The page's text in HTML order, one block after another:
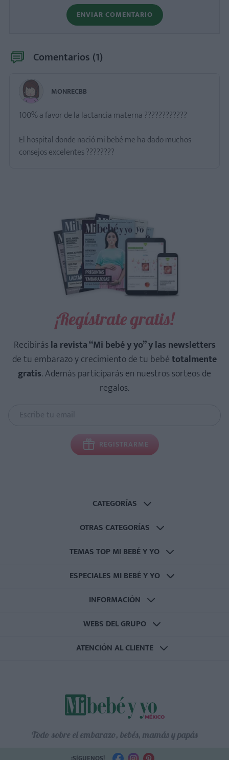
ENVIAR COMENTARIO
Comentarios (1)
MONRECBB
100% a favor de la lactancia materna ????????????
El hospital donde nació mi bebé me ha dado muchos
consejos excelentes ????????
¡Regístrate gratis!
Recibirásla revista “Mi bebé y yo” y las newsletters
de tu embarazo y crecimiento de tu bebétotalmente
gratis. Además participarás en nuestros sorteos de
regalos.
REGISTRARME
CATEGORÍAS
OTRAS CATEGORÍAS
TEMAS TOP MI BEBÉ Y YO
ESPECIALES MI BEBÉ Y YO
INFORMACIÓN
WEBS DEL GRUPO
ATENCIÓN AL CLIENTE
Todo sobre el embarazo, bebés, mamás y papás